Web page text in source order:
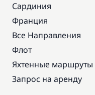
Сардиния
Франция
Все Направления
Флот
Яхтенные маршруты
Запрос на аренду